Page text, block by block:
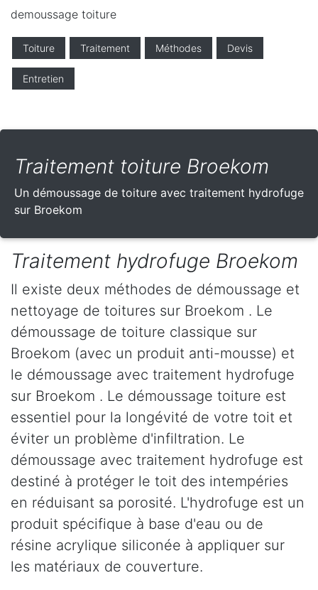
demoussage toiture
Toiture Traitement Méthodes Devis
Entretien
Traitement toiture Broekom
Un démoussage de toiture avec traitement hydrofuge
sur Broekom
Traitement hydrofuge Broekom
Il existe deux méthodes de démoussage et
nettoyage de toitures sur Broekom . Le
démoussage de toiture classique sur
Broekom (avec un produit anti-mousse) et
le démoussage avec traitement hydrofuge
sur Broekom . Le démoussage toiture est
essentiel pour la longévité de votre toit et
éviter un problème d'infiltration. Le
démoussage avec traitement hydrofuge est
destiné à protéger le toit des intempéries
en réduisant sa porosité. L'hydrofuge est un
produit spécifique à base d'eau ou de
résine acrylique siliconée à appliquer sur
les matériaux de couverture.